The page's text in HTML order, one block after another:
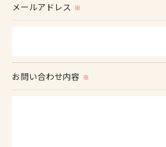
メールアドレス ※
お問い合わせ内容 ※